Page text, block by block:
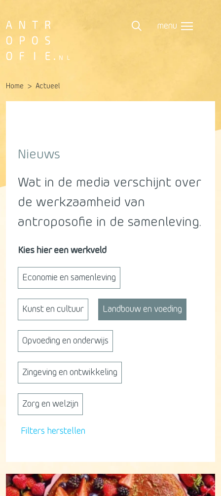
menu
Home Actueel
Nieuws
Wat in de media verschijnt over
de werkzaamheid van
antroposofie in de samenleving.
Kies hier een werkveld
Economie en samenleving
Kunst en cultuur Landbouw en voeding
Opvoeding en onderwijs
Zingeving en ontwikkeling
Zorg en welzijn
Filters herstellen